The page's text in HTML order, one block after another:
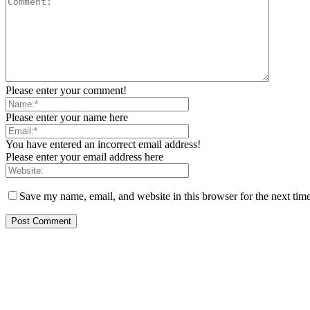
Please enter your comment!
Please enter your name here
You have entered an incorrect email address!
Please enter your email address here
Save my name, email, and website in this browser for the next